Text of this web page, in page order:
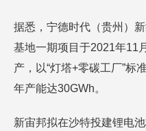
据悉，宁德时代（贵州）
基地一期项目于2021年11
产，以“灯塔+零碳工厂”标
年产能达30GWh。
新宙邦拟在沙特投建锂电